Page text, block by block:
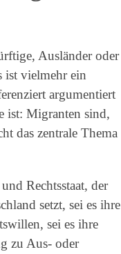
Ausländer oder
ist vielmehr ein
argumentiert
ist: Migranten sind,
das zentrale Thema
Rechtsstaat, der
setzt, sei es ihre
sei es ihre
zu Aus- oder